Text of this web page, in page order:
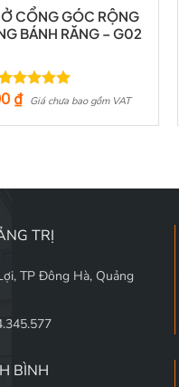
CỔNG GÓC RỘNG
BÁNH RĂNG – G02
xếp
sao
₫ Giá chưa bao gồm VAT
TRỊ
TP Đông Hà, Quảng
BÌNH